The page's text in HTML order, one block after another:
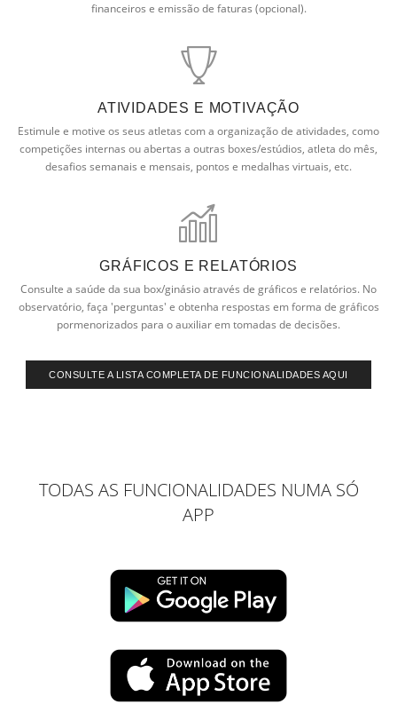
financeiros e emissão de faturas (opcional).
ATIVIDADES E MOTIVAÇÃO
Estimule e motive os seus atletas com a organização de atividades, como
competições internas ou abertas a outras boxes/estúdios, atleta do mês,
desafios semanais e mensais, pontos e medalhas virtuais, etc.
GRÁFICOS E RELATÓRIOS
Consulte a saúde da sua box/ginásio através de gráficos e relatórios. No
observatório, faça 'perguntas' e obtenha respostas em forma de gráficos
pormenorizados para o auxiliar em tomadas de decisões.
CONSULTE A LISTA COMPLETA DE FUNCIONALIDADES AQUI
TODAS AS FUNCIONALIDADES NUMA SÓ
APP